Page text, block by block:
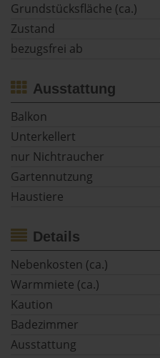
Grundstücksfläche (ca.)
Zustand
bezugsfrei ab
Ausstattung
Balkon
Unterkellert
nur Nichtraucher
Gartennutzung
Haustiere
Details
Nebenkosten (ca.)
Warmmiete (ca.)
Kaution
Badezimmer
Ausstattung